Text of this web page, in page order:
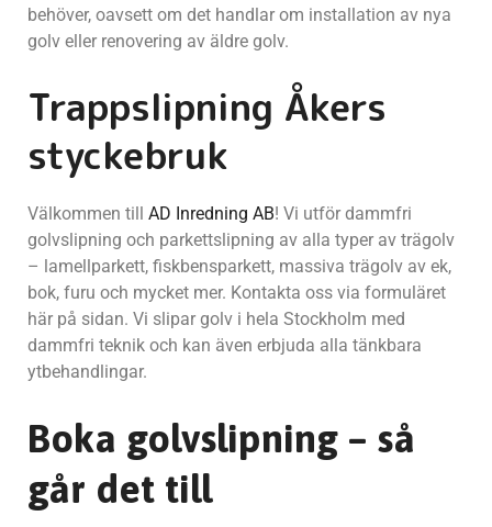
behöver, oavsett om det handlar om installation av nya
golv eller renovering av äldre golv.
Trappslipning Åkers
styckebruk
Välkommen till AD Inredning AB! Vi utför dammfri
golvslipning och parkettslipning av alla typer av trägolv
– lamellparkett, fiskbensparkett, massiva trägolv av ek,
bok, furu och mycket mer. Kontakta oss via formuläret
här på sidan. Vi slipar golv i hela Stockholm med
dammfri teknik och kan även erbjuda alla tänkbara
ytbehandlingar.
Boka golvslipning – så
går det till